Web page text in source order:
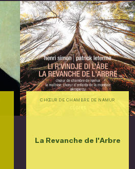
CHŒUR DE CHAMBRE DE NAMUR
La Revanche de l'Arbre